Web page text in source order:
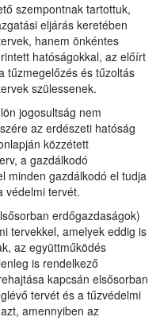
szempontnak tartottuk,
eljárás keretében
hanem önkéntes
hatóságokkal, az előírt
tűzmegelőzés és tűzoltás
szülessenek.
jogosultság nem
az erdészeti hatóság
közzétett
a gazdálkodó
minden gazdálkodó el tudja
védelmi tervét.
erdőgazdaságok)
tervekkel, amelyek eddig is
az együttműködés
is rendelkező
kapcsán elsősorban
tervét és a tűzvédelmi
amennyiben az